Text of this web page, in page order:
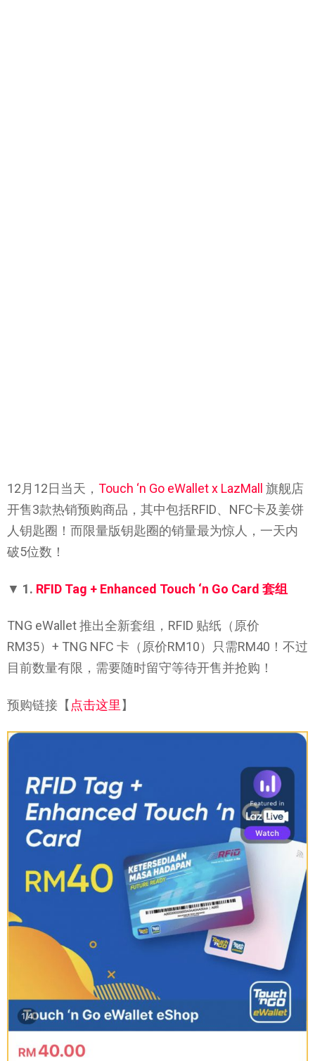
12月12日当天， Touch ‘n Go eWallet x LazMall 旗舰店
开售3款热销预购商品，其中包括RFID、NFC卡及姜饼
人钥匙圈！而限量版钥匙圈的销量最为惊人，一天内
破5位数！
▼ 1. RFID Tag + Enhanced Touch ‘n Go Card 套组
TNG eWallet 推出全新套组，RFID 贴纸（原价
RM35）+ TNG NFC 卡（原价RM10）只需RM40！不过
目前数量有限，需要随时留守等待开售并抢购！
预购链接【 点击这里 】